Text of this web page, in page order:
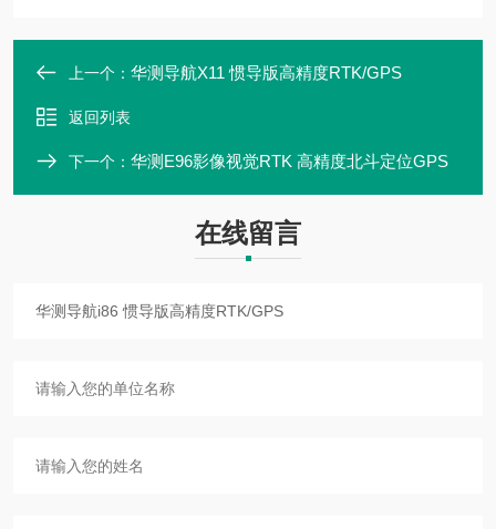
上一个： 华测导航X11 惯导版高精度RTK/GPS
返回列表
下一个： 华测E96影像视觉RTK 高精度北斗定位GPS
在线留言